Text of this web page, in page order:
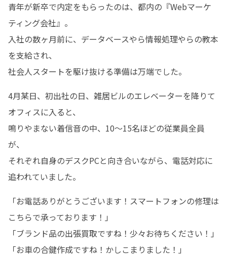
青年が新卒で内定をもらったのは、都内の『Webマーケ
ティング会社』。
入社の数ヶ月前に、データベースやら情報処理やらの教本
を支給され、
社会人スタートを駆け抜ける準備は万端でした。
4月某日、初出社の日、雑居ビルのエレベーターを降りて
オフィスに入ると、
鳴りやまない着信音の中、10～15名ほどの従業員全員
が、
それぞれ自身のデスクPCと向き合いながら、電話対応に
追われていました。
「お電話ありがとうございます！スマートフォンの修理は
こちらで承っております！」
「ブランド品の出張買取ですね！少々お待ちください！」
「お車の合鍵作成ですね！かしこまりました！」